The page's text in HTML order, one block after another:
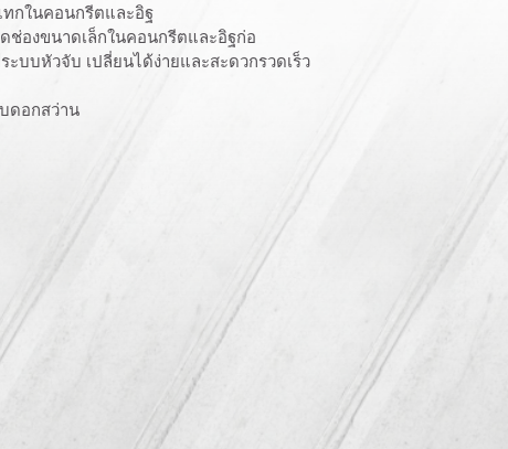
ทกในคอนกรีตและอิฐ
ช่องขนาดเล็กในคอนกรีตและอิฐก่อ
ะบบหัวจับ เปลี่ยนได้ง่ายและสะดวกรวดเร็ว
ดอกสว่าน